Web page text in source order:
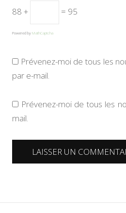
88 +
= 95
Powered byMathCaptcha
Prévenez-moi de tous les
par e-mail.
Prévenez-moi de tous les
mail.